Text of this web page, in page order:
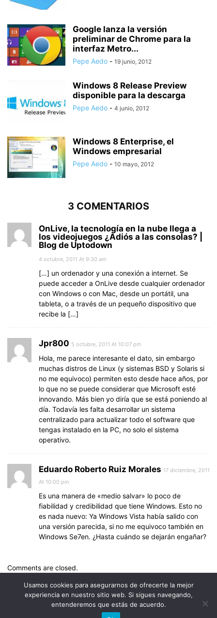
Google lanza la versión
preliminar de Chrome para la
interfaz Metro...
Pepe Aedo - 19 junio, 2012
Windows 8 Release Preview
disponible para la descarga
Pepe Aedo - 4 junio, 2012
Windows 8 Enterprise, el
Windows empresarial
Pepe Aedo - 10 mayo, 2012
3 COMENTARIOS
OnLive, la tecnología en la nube llega a
los videojuegos ¿Adiós a las consolas? |
Blog de Uptodown
4 octubre, 2011 At 9:30 am
[…] un ordenador y una conexión a internet. Se
puede acceder a OnLive desde cualquier ordenador
con Windows o con Mac, desde un portátil, una
tableta, o a través de un pequeño dispositivo que
recibe la […]
Jpr800 5 octubre, 2011 At 10:07 pm
Hola, me parece interesante el dato, sin embargo
muchas distros de Linux (y sistemas BSD y Solaris si
no me equivoco) permiten esto desde hace años, por
lo que no se puede considerar que Microsoft esté
innovando. Más bien yo diría que se está poniendo al
día. Todavía les falta desarrollar un sistema
centralizado para actualizar todo el software que
tengas instalado en la PC, no solo el sistema
operativo.
Eduardo Roberto Ruiz Morales 17 diciembre, 2011
At 10:00 pm
Es una manera de «medio salvar» lo poco de
fiabilidad y credibilidad que tiene Windows. Esto no
es nada nuevo: Ya Windows Vista había salido con
una versión parecida, si no me equivoco también en
Windows Se7en. ¿Hasta cuándo se dejarán engañar?
Comments are closed.
© Uptodown Technologies SL |
Usamos cookies para asegurarnos de ofrecerte la mejor
experiencia en nuestro sitio web. Si sigues navegando,
entenderemos que estás de acuerdo.